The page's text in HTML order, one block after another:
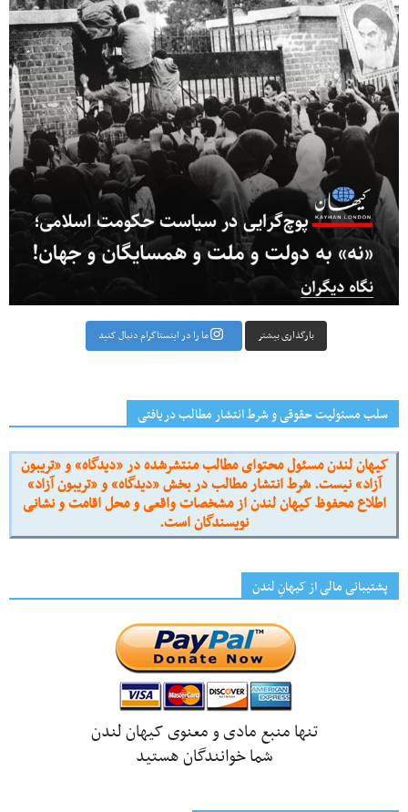
بارگذاری بیشتر ما را در اینستاگرام دنبال کنید
سلب مسئولیت حقوقی و شرط انتشار مطالب دریافتی
کیهان لندن مسئول محتوای مطالب منتشرشده در «دیدگاه» و «تریبون
آزاد» نیست. شرط انتشار مطالب در بخش «دیدگاه» و «تریبون آزاد»
اطلاع محفوظ کیهان لندن از مشخصات واقعی و محل اقامت و نشانی
نویسندگان است.
پشتیبانی مالی از کیهانِ لندن
تنها منبع مادی و معنوی کیهان لندن
شما خوانندگان هستید